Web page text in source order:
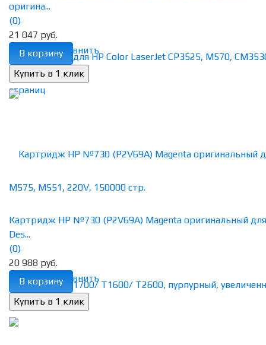
избранное сравнить
оригина...
(0)
21 047 руб.
В корзину
избранное сравнить
Картридж HP №730 (P2V69A) Magenta оригинальный
Des...
(0)
20 988 руб.
В корзину